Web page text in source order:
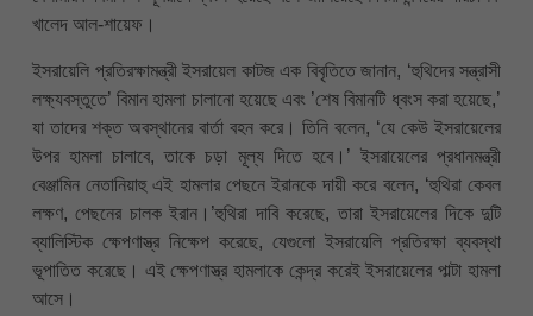
খালেদ আল-শায়েফ।
ইসরায়েলি প্রতিরক্ষামন্ত্রী ইসরায়েল কাটজ এক বিবৃতিতে জানান, ‘হুথিদের সন্ত্রাসী
লক্ষ্যবস্তুতে’ বিমান হামলা চালানো হয়েছে এবং ’শেষ বিমানটি ধ্বংস করা হয়েছে,’
যা তাদের শক্ত অবস্থানের বার্তা বহন করে। তিনি বলেন, ‘যে কেউ ইসরায়েলের
উপর হামলা চালাবে, তাকে চড়া মূল্য দিতে হবে।’ ইসরায়েলের প্রধানমন্ত্রী
বেঞ্জামিন নেতানিয়াহু এই হামলার পেছনে ইরানকে দায়ী করে বলেন, ‘হুথিরা কেবল
লক্ষণ, পেছনের চালক ইরান।’হুথিরা দাবি করেছে, তারা ইসরায়েলের দিকে দুটি
ব্যালিস্টিক ক্ষেপণাস্ত্র নিক্ষেপ করেছে, যেগুলো ইসরায়েলি প্রতিরক্ষা ব্যবস্থা
ভূপাতিত করেছে। এই ক্ষেপণাস্ত্র হামলাকে কেন্দ্র করেই ইসরায়েলের পাল্টা হামলা
আসে।